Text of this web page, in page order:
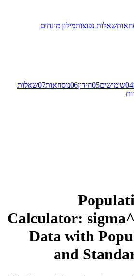
שאלות נפוצותמילון מונחים
04 שימושים 05 חידון 06 נוסחאות 07 שאלות
Calculator:
Data with
and